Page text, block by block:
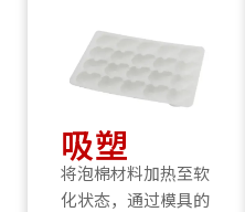
吸塑
将泡棉材料加热至软
化状态，通过模具的